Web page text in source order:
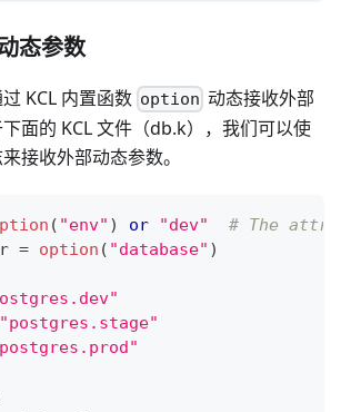
态参数
KCL 内置函数 option 动态接收外部
面的 KCL 文件（db.k），我们可以使
接收外部动态参数。
( "env" ) or "dev"
# The
= option ( "database" )
"postgres.stage"